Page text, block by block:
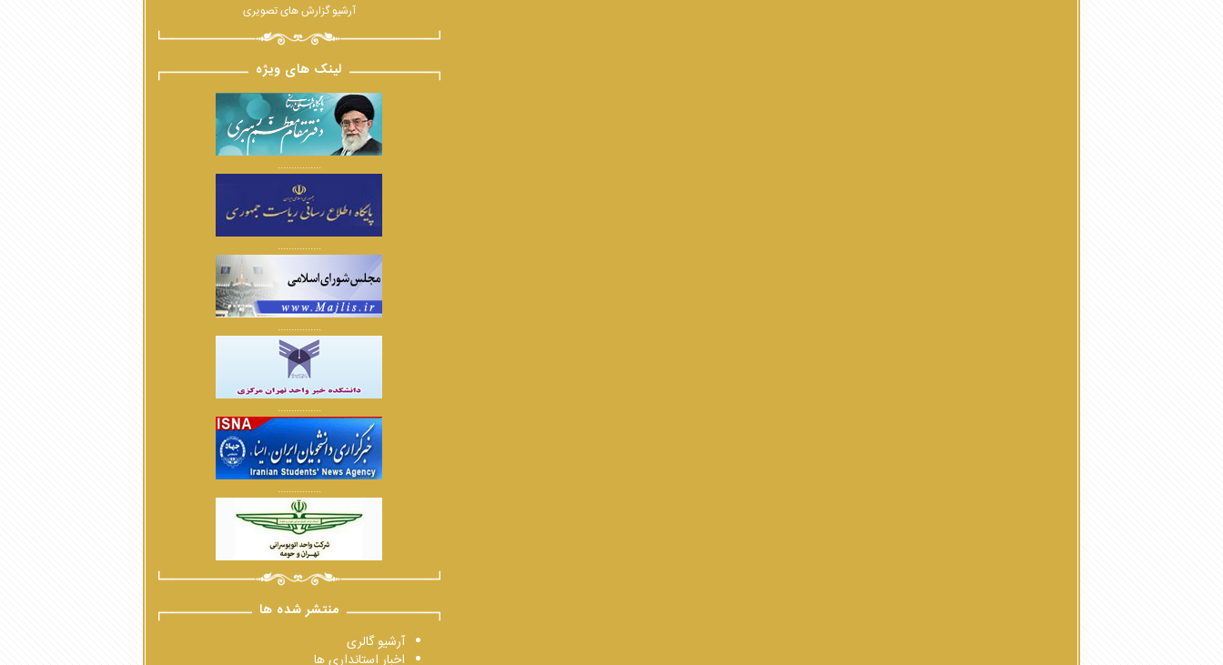
آرشیو گزارش های تصویری
لینک های ویژه
................
................
................
................
................
منتشر شده ها
آرشیو گالری
اخبار استانداری ها